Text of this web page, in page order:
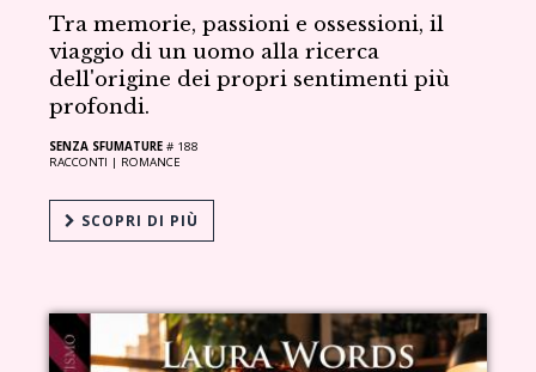
Tra memorie, passioni e ossessioni, il
viaggio di un uomo alla ricerca
dell'origine dei propri sentimenti più
profondi.
SENZA SFUMATURE # 188
RACCONTI | ROMANCE
SCOPRI DI PIÙ